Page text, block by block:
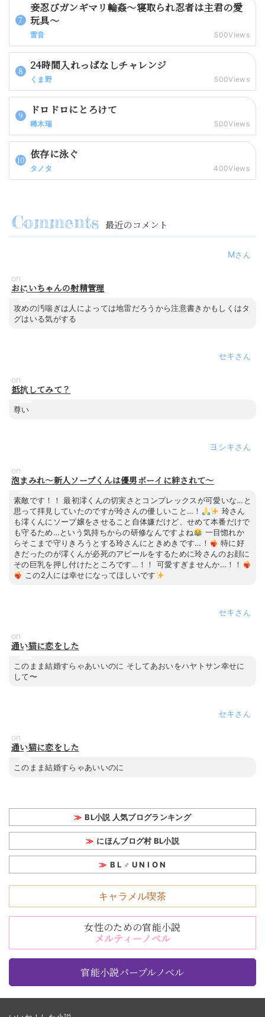
妾忍びガンギマリ輪姦～寝取られ忍者は主君の愛
玩具～
雷音 500Views
24時間入れっぱなしチャレンジ
くま野 500Views
ドロドロにとろけて
稀木瑞 500Views
依存に泳ぐ
タノタ 400Views
最近のコメント
M
on
おにいちゃんの射精管理
攻めの汚喘ぎは人によっては地雷だろうから注意書きかもしくはタ
グはいる気がする
セキ
on
抵抗してみて？
尊い
ヨシキ
on
泡まみれ～新人ソープくんは優男ボーイに絆されて～
素敵です！！ 最初澪くんの切実さとコンプレックスが可愛いな…と
思って拝見していたのですが玲さんの優しいこと…！
玲さん
も澪くんにソープ嬢をさせること自体嫌だけど、せめて本番だけで
も守るため…という気持ちからの研修なんですよね
一目惚れか
らそこまで守りきろうとする玲さんにときめきです…！
特に好
きだったのが澪くんが必死のアピールをするために玲さんのお顔に
その巨乳を押し付けたところです…！！ 可愛すぎませんか…！！
この2人には幸せになってほしいです
セキ
on
通い猫に恋をした
このまま結婚すらゃあいいのに そしてあおいをハヤトサン幸せに
して〜
セキ
on
通い猫に恋をした
このまま結婚すらゃあいいのに
BL小説 人気ブログランキング
にほんブログ村 BL小説
B L ♂ U N I O N
キャラメル喫茶
女性のための官能小説
メルティーノベル
官能小説パープルノベル